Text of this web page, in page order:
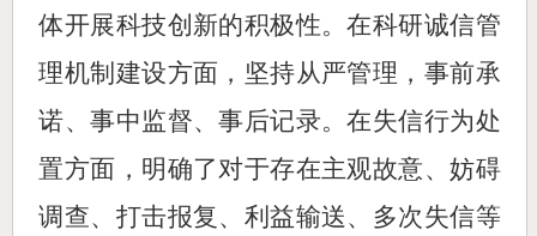
体开展科技创新的积极性。在科研诚信管
理机制建设方面，坚持从严管理，事前承
诺、事中监督、事后记录。在失信行为处
置方面，明确了对于存在主观故意、妨碍
调查、打击报复、利益输送、多次失信等